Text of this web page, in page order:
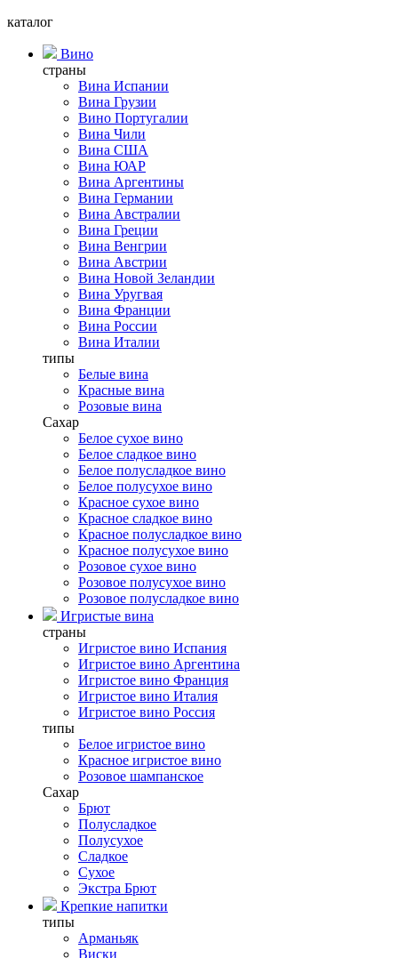
каталог
Вино
страны
Вина Испании
Вина Грузии
Вино Португалии
Вина Чили
Вина США
Вина ЮАР
Вина Аргентины
Вина Германии
Вина Австралии
Вина Греции
Вина Венгрии
Вина Австрии
Вина Новой Зеландии
Вина Уругвая
Вина Франции
Вина России
Вина Италии
типы
Белые вина
Красные вина
Розовые вина
Сахар
Белое сухое вино
Белое сладкое вино
Белое полусладкое вино
Белое полусухое вино
Красное сухое вино
Красное сладкое вино
Красное полусладкое вино
Красное полусухое вино
Розовое сухое вино
Розовое полусухое вино
Розовое полусладкое вино
Игристые вина
страны
Игристое вино Испания
Игристое вино Аргентина
Игристое вино Франция
Игристое вино Италия
Игристое вино Россия
типы
Белое игристое вино
Красное игристое вино
Розовое шампанское
Сахар
Брют
Полусладкое
Полусухое
Сладкое
Сухое
Экстра Брют
Крепкие напитки
типы
Арманьяк
Виски